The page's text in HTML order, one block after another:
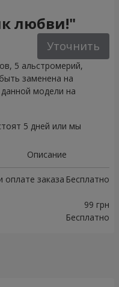
любви!"
Уточнить
5 альстромерий,
заменена на
модели на
5 дней или мы
Описание
оплате заказа Бесплатно
99 грн
Бесплатно